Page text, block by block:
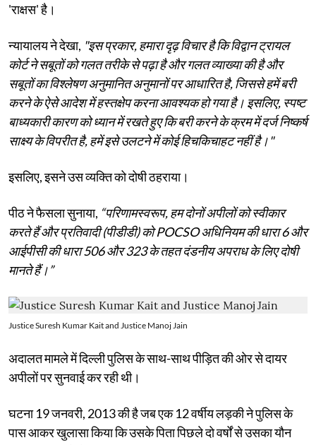
'राक्षस' है।
न्यायालय ने देखा, "इस प्रकार, हमारा दृढ़ विचार है कि विद्वान ट्रायल
कोर्ट ने सबूतों को गलत तरीके से पढ़ा है और गलत व्याख्या की है और
सबूतों का विश्लेषण अनुमानित अनुमानों पर आधारित है, जिससे हमें बरी
करने के ऐसे आदेश में हस्तक्षेप करना आवश्यक हो गया है। इसलिए, स्पष्ट
बाध्यकारी कारण को ध्यान में रखते हुए कि बरी करने के क्रम में दर्ज निष्कर्ष
साक्ष्य के विपरीत है, हमें इसे उलटने में कोई हिचकिचाहट नहीं है।"
इसलिए, इसने उस व्यक्ति को दोषी ठहराया।
पीठ ने फैसला सुनाया, “परिणामस्वरूप, हम दोनों अपीलों को स्वीकार
करते हैं और प्रतिवादी (पीडीडी) को POCSO अधिनियम की धारा 6 और
आईपीसी की धारा 506 और 323 के तहत दंडनीय अपराध के लिए दोषी
मानते हैं।”
Justice Suresh Kumar Kait and Justice Manoj Jain
अदालत मामले में दिल्ली पुलिस के साथ-साथ पीड़ित की ओर से दायर
अपीलों पर सुनवाई कर रही थी।
घटना 19 जनवरी, 2013 की है जब एक 12 वर्षीय लड़की ने पुलिस के
पास आकर खुलासा किया कि उसके पिता पिछले दो वर्षों से उसका यौन